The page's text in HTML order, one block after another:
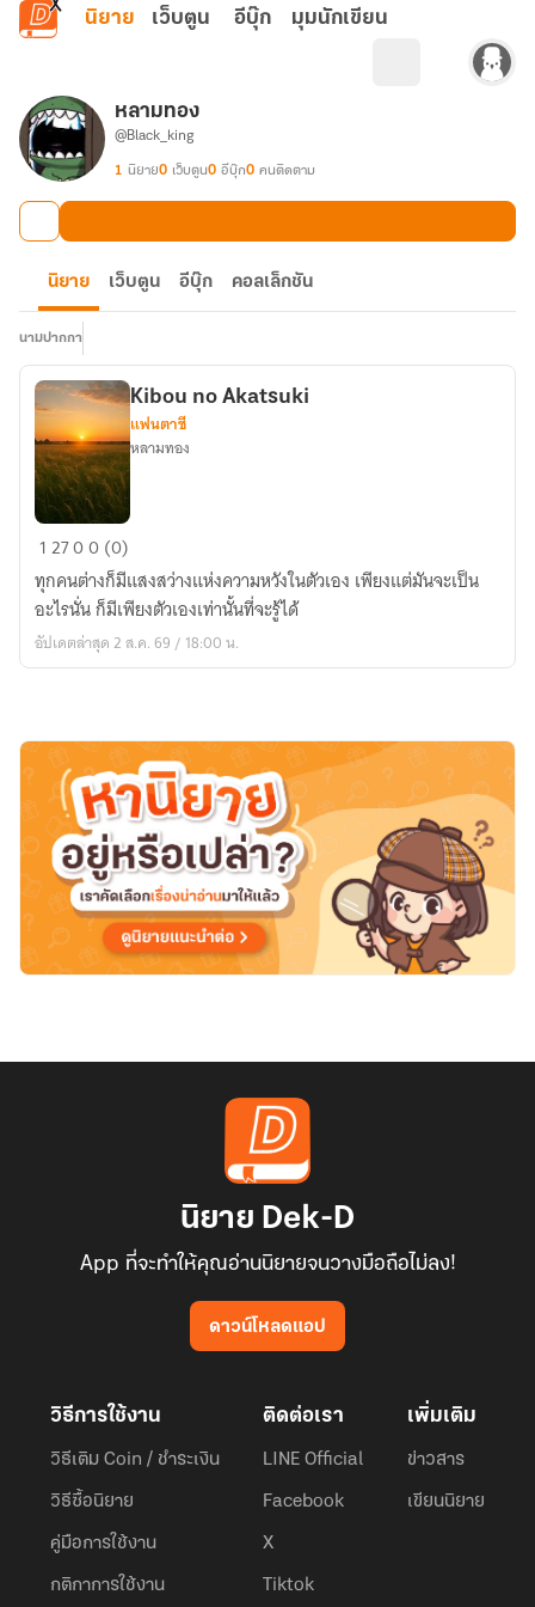
ข้ามไปยังเนื้อหาหลัก
นิยาย เว็บตูน อีบุ๊ก มุมนักเขียน
หลามทอง
@Black_king
1 นิยาย0 เว็บตูน0 อีบุ๊ก0 คนติดตาม
นิยาย เว็บตูน อีบุ๊ก คอลเล็กชัน
นามปากกา
Kibou
Akatsuki
Kibou no Akatsuki
แฟนตาซี
หลามทอง
12700 (0)
ทุกคนต่างก็มีแสงสว่างแห่งความหวังในตัวเอง เพียงแต่มันจะเป็น
อะไรนั่น ก็มีเพียงตัวเองเท่านั้นที่จะรู้ได้
อัปเดตล่าสุด 2 ส.ค. 69 / 18:00 น.
นิยาย Dek-D
App ที่จะทำให้คุณอ่านนิยายจนวางมือถือไม่ลง!
ดาวน์โหลดแอป
วิธีการใช้งาน
วิธีเติม Coin / ชำระเงิน
วิธีซื้อนิยาย
คู่มือการใช้งาน
กติกาการใช้งาน
ติดต่อเรา
LINE Official
Facebook
X
Tiktok
เพิ่มเติม
ข่าวสาร
เขียนนิยาย